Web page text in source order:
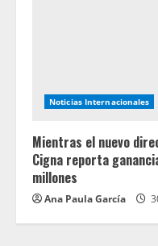
Noticias Internacionales
Mientras el nuevo
Cigna reporta
millones
Ana Paula García